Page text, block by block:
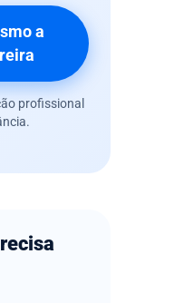
a
profissional